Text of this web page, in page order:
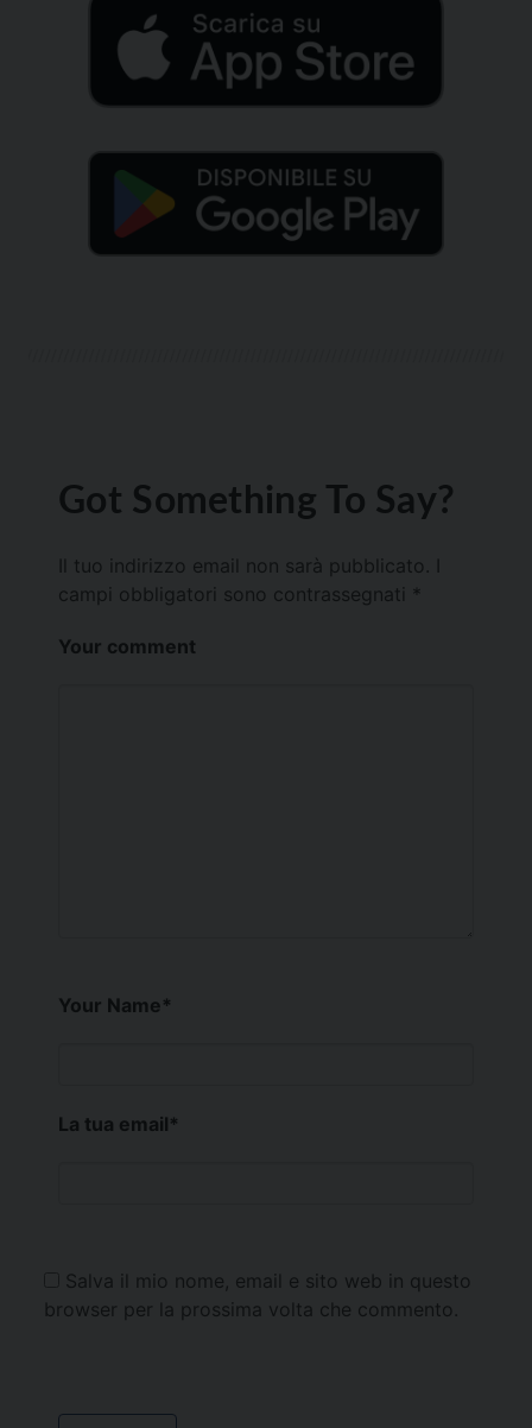
Got Something To Say?
Il tuo indirizzo email non sarà pubblicato.
campi obbligatori sono contrassegnati *
Your comment
Your Name*
La tua email*
Salva il mio nome, email e sito web in questo
browser per la prossima volta che commento.